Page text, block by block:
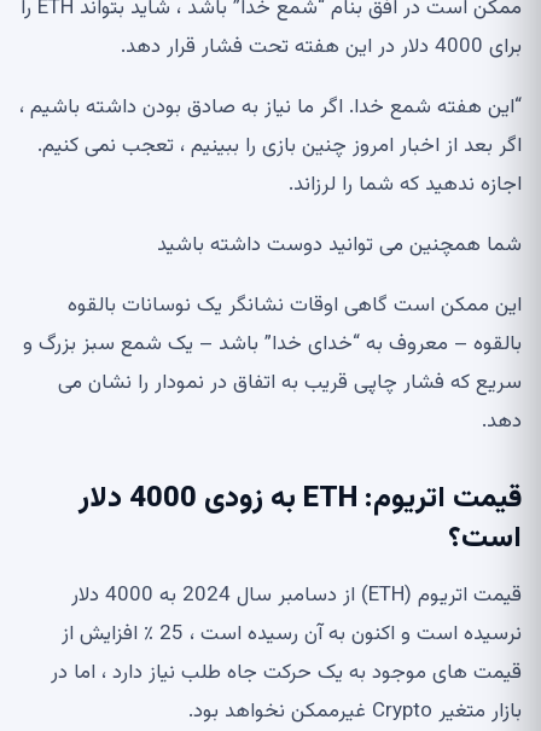
ممکن است در افق بنام “شمع خدا” باشد ، شاید بتواند ETH را
برای 4000 دلار در این هفته تحت فشار قرار دهد.
“این هفته شمع خدا. اگر ما نیاز به صادق بودن داشته باشیم ،
اگر بعد از اخبار امروز چنین بازی را ببینیم ، تعجب نمی کنیم.
اجازه ندهید که شما را لرزاند.
شما همچنین می توانید دوست داشته باشید
این ممکن است گاهی اوقات نشانگر یک نوسانات بالقوه
بالقوه – معروف به “خدای خدا” باشد – یک شمع سبز بزرگ و
سریع که فشار چاپی قریب به اتفاق در نمودار را نشان می
دهد.
قیمت اتریوم: ETH به زودی 4000 دلار
است؟
قیمت اتریوم (ETH) از دسامبر سال 2024 به 4000 دلار
نرسیده است و اکنون به آن رسیده است ، 25 ٪ افزایش از
قیمت های موجود به یک حرکت جاه طلب نیاز دارد ، اما در
بازار متغیر Crypto غیرممکن نخواهد بود.